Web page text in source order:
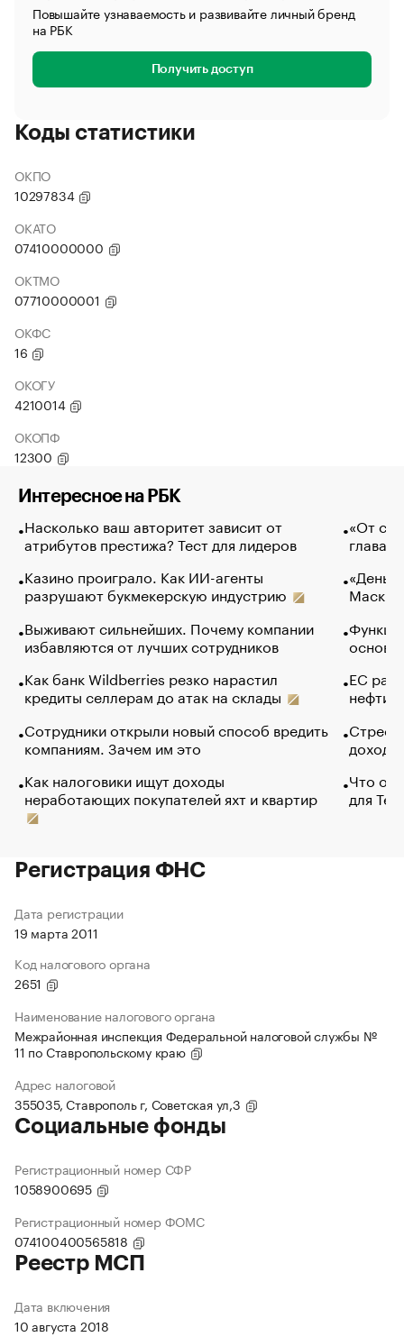
Повышайте узнаваемость и развивайте личный бренд
на РБК
Получить доступ
Коды статистики
ОКПО
10297834
ОКАТО
07410000000
ОКТМО
07710000001
ОКФС
16
ОКОГУ
4210014
ОКОПФ
12300
Интересное на РБК
Насколько ваш авторитет зависит от
атрибутов престижа? Тест для лидеров
Казино проиграло. Как ИИ-агенты
разрушают букмекерскую индустрию
Выживают сильнейших. Почему компании
избавляются от лучших сотрудников
Как банк Wildberries резко нарастил
кредиты селлерам до атак на склады
Сотрудники открыли новый способ вредить
компаниям. Зачем им это
Как налоговики ищут доходы
неработающих покупателей яхт и квартир
«От
глава
Маск в
основ
ЕС
нефти
Что
для
Регистрация ФНС
Дата регистрации
19 марта 2011
Код налогового органа
2651
Наименование налогового органа
Межрайонная инспекция Федеральной налоговой службы №
11 по Ставропольскому краю
Адрес налоговой
355035, Ставрополь г, Советская ул,3
Социальные фонды
Регистрационный номер СФР
1058900695
Регистрационный номер ФОМС
074100400565818
Реестр МСП
Дата включения
10 августа 2018